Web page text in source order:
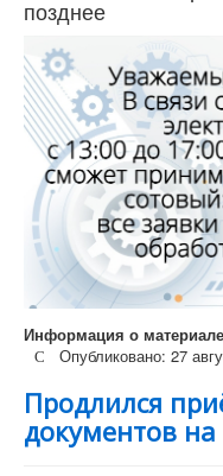
позднее
Информация о материале
Опубликовано: 27
Продлился
документов